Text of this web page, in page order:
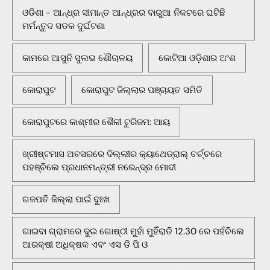
ଓଡିଶା - ଆନ୍ଧ୍ର ସୀମାନ୍ତ ଆନ୍ଧ୍ରର ବାରୁଆ ନିକଟରେ ଘଟିଛି
ମର୍ମନ୍ତୁଦ ସଡକ ଦୁର୍ଘଟଣା
କାମରେ ଆସୁନି ସୁଲଭ ଶୌଚାଳୟ କୋଟିଆ ଓଡ଼ିଶାର ଅଂଶ
କୋରାପୁଟ କୋରାପୁଟ ଜିଲ୍ଲାର ପଞ୍ଚାୟତ ସମିତି
କୋରାପୁଟରେ କାଶ୍ମୀର ଶୈଳୀ ଟୁରିଜମ: ଆୟ
ଖ୍ରୀଷ୍ଟମାସ ଅବସରରେ ଦିଲ୍ଲୀର କ୍ୟାଥେଡ୍ରାଲ୍ ଚର୍ଚ୍ଚରେ
ପହଞ୍ଚିଲେ ପ୍ରଧାନମନ୍ତ୍ରୀ ନରେନ୍ଦ୍ର ମୋଦୀ
ଗଜପତି ଜିଲ୍ଲା ପାଇଁ ଦୁଃଖ
ଗାଇବା ଗ୍ରାମରେ ଦୁଇ ଗୋଷ୍ଠୀ ମୁହାଁ ମୁହିଁରାତି 12.30 ରେ ପହଁଚିଲେ
ଆରକ୍ଷୀ ଅଧିକ୍ଷକ ଏବଂ ଏସ ଡି ପି ଓ